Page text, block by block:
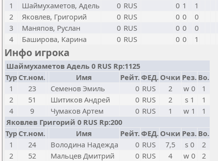
1
Шаймухаметов, Адель 0 RUS 0 1
1
2
Яковлев, Григорий 0 RUS 0 0
0
3
Маняпов, Руслан 0 RUS 0 0
0
4
Баширова, Карина 0 RUS 0 0 1
Инфо игрока
Шаймухаметов Адель 0 RUS Rp:1125
Тур Ст.ном. Имя Рейт.ФЕД. Очки Рез. Bo.
1
23 Семенов Эмиль 0 RUS 2 w 0
1
2
51 Шитиков Андрей 0 RUS 2 s 1
1
4
9 Чумаков Артем 0 RUS 1 w 1
1
Яковлев Григорий 0 RUS Rp:200
Тур Ст.ном. Имя Рейт.ФЕД. Очки Рез. Bo.
1
24 Володина Надежда 0 RUS 7,5 s 0
2
2
52 Мальцев Дмитрий 0 RUS 4 w 0
2